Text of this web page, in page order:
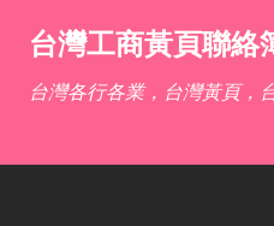
跳到主
台灣工商黃頁聯絡
台灣各行各業，台灣黃頁，